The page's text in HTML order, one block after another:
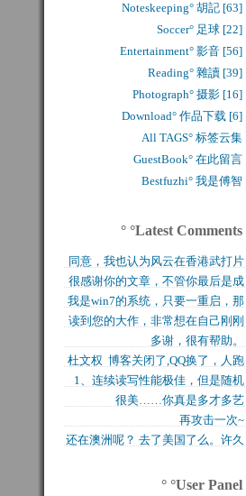
Noteskeeping° 胡記 [63]
Soccer° 足球 [22]
Entertainment° 影音 [56]
Reading° 雜讀 [39]
Photograph° 摄影 [16]
Download° 作品下载 [6]
All TAGS° 标签云集
GuestBook° 在此留言
Bestfuzhi° 我是傅智
° °Latest Comments
同意，我也认为风云在香港武打片
历史上是绝无仅有的，...
很感谢你的文章，不管你最后是成
功还是失败，能让后来...
我是win7的系统，只要一重启，那
块MFT盘就无法...
读到您的大作，非常想在自己刚刚
买的固态硬盘上试试，...
多谢，很有帮助。
杜文权 博客关闭了,QQ换了，人跑
了 新的QQ...
1、连续读写性能极佳，但是随机
写入性能极差（这对于...
很美……你真是多才多艺
再攻击一次~
还在澳洲呢？ 去了美国了么。许久
° °User Panel